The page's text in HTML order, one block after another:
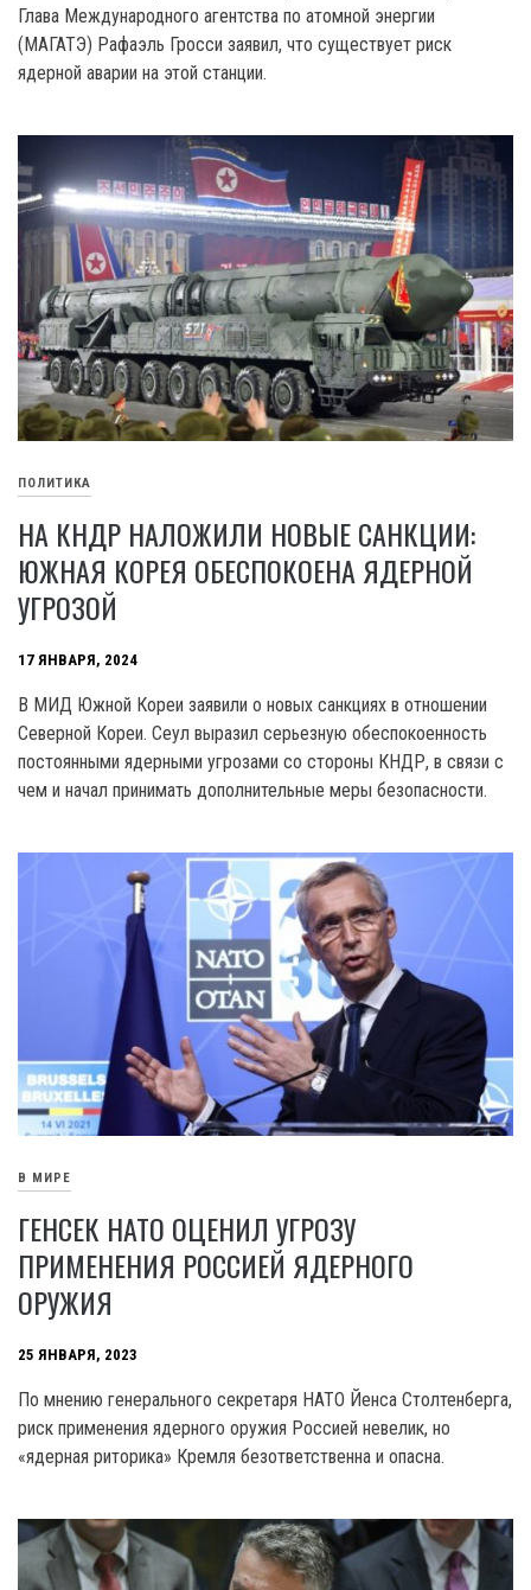
Глава Международного агентства по атомной энергии
(МАГАТЭ) Рафаэль Гросси заявил, что существует риск
ядерной аварии на этой станции.
ПОЛИТИКА
НА КНДР НАЛОЖИЛИ НОВЫЕ САНКЦИИ:
ЮЖНАЯ КОРЕЯ ОБЕСПОКОЕНА ЯДЕРНОЙ
УГРОЗОЙ
17 ЯНВАРЯ, 2024
B МИД Южной Кореи заявили о новых санкциях в отношении
Северной Кореи. Сеул выразил серьезную обеспокоенность
постоянными ядерными угрозами со стороны КНДР, в связи с
чем и начал принимать дополнительные меры безопасности.
В МИРЕ
ГЕНСЕК НАТО ОЦЕНИЛ УГРОЗУ
ПРИМЕНЕНИЯ РОССИЕЙ ЯДЕРНОГО
ОРУЖИЯ
25 ЯНВАРЯ, 2023
По мнению генерального секретаря НАТО Йенса Столтенберга,
риск применения ядерного оружия Россией невелик, но
«ядерная риторика» Кремля безответственна и опасна.